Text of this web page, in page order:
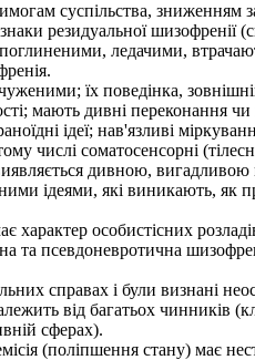
суспільства, зниженням
резидуальної шизофренії
ледачими,
їх поведінка,
мають дивні переконання чи
ідеї; нав'язливі
числі соматосенсорні
дивною,
ідеями, які виникають, як
характер особистісних
та псевдоневротична
справах і були визнані
від багатьох чинників
сферах).
(поліпшення стану) має